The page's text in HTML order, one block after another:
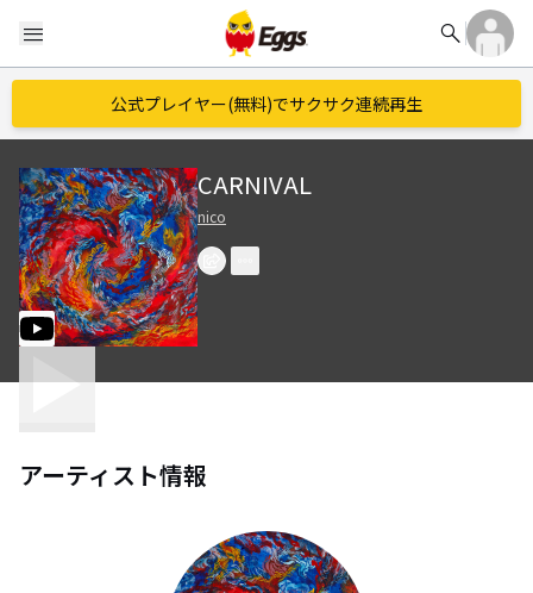
menu search
公式プレイヤー(無料)でサクサク連続再生
CARNIVAL
nico
アーティスト情報